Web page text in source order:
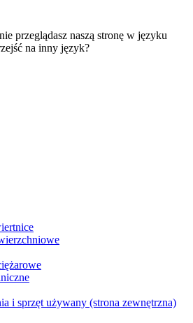
przeglądasz naszą stronę w języku
na inny język?
i sprzęt używany (strona zewnętrzna)